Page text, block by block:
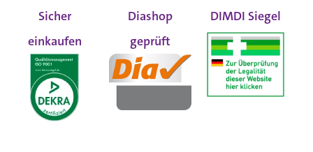
Sicher
einkaufen
Diashop
geprüft
DIMDI Siegel